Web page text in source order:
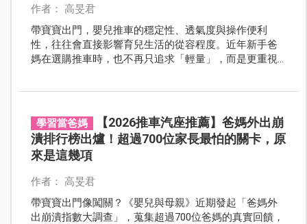
作者： 高旻君
帶寶寶出門，嬰兒推車的穩定性、透氣度與操作便利
性，往往會直接影響育兒生活的從容程度。近年新手爸
媽在選購推車時，也不再只追求「輕量」，而是更重視
篩選，最終由義大利頂級品牌 Chicco 的 Bellagio Como
Lake 旗艦推車脫穎而出，高票榮獲「極致完美推車金
獎」！究竟 2026 年新世代爸媽心中首選的理想推車需要
具備哪些關鍵條件？這台獲得千位爸媽認證的完美推車
到底厲害在哪？馬上來看最權威的關鍵調查結果分析。
學習當爸媽
【2026推車汽座推薦】爸媽外出崩
潰排行榜出爐！超過700位家長最怕的關卡，原
來是這幾項
作者： 高旻君
帶寶寶出門像闖關？《嬰兒與母親》近期發起「爸媽外
出崩潰指數大調查」，蒐集超過700位爸媽的真實回饋，